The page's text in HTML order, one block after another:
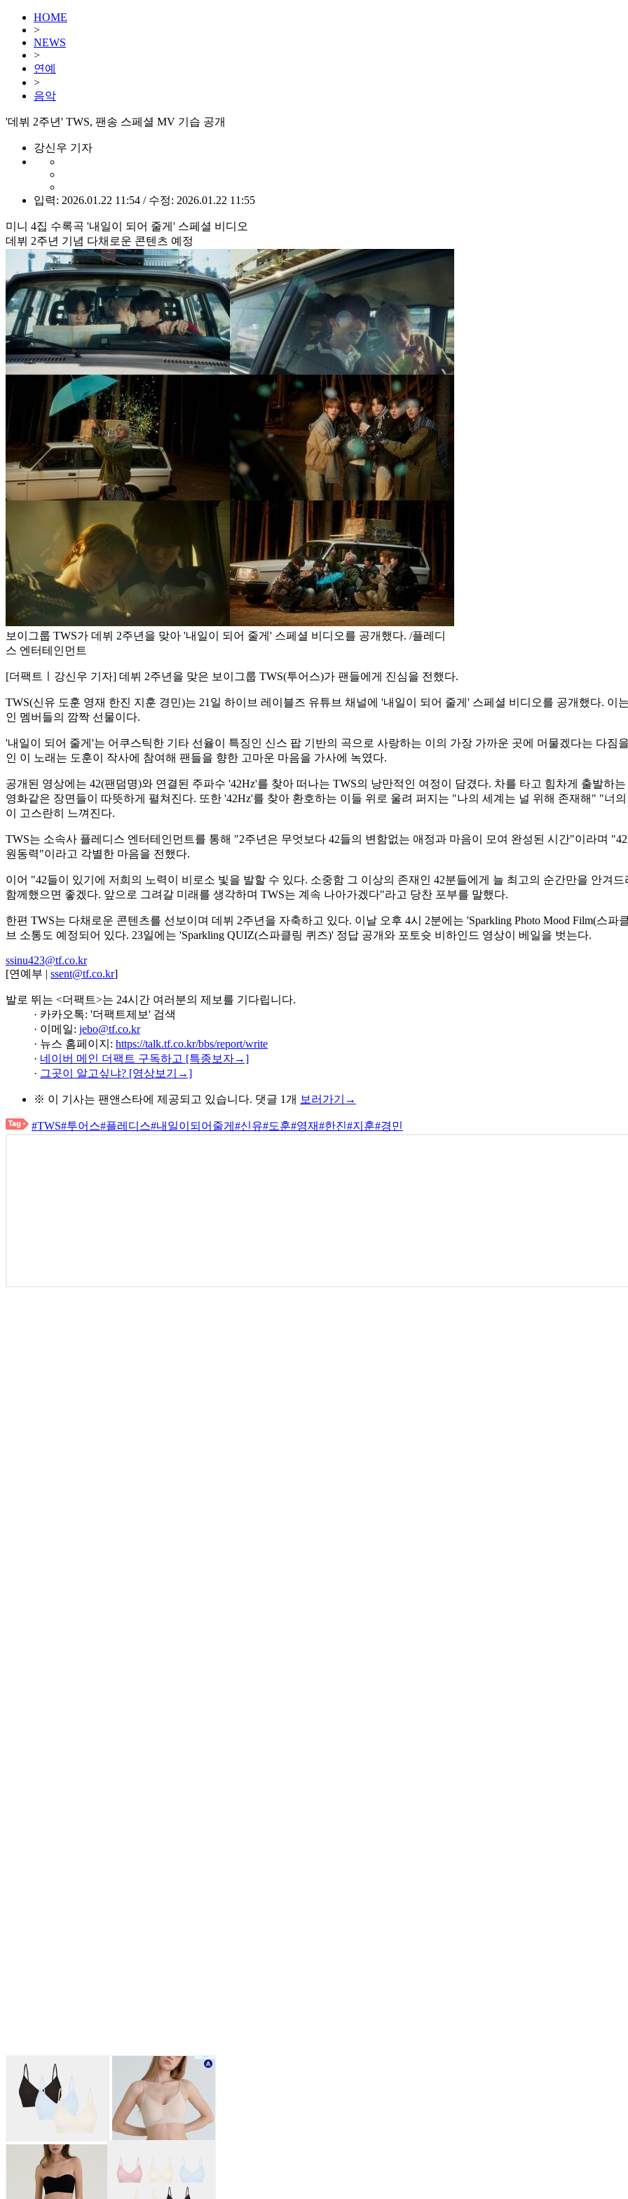
HOME
>
NEWS
>
연예
>
음악
'데뷔 2주년' TWS, 팬송 스페셜 MV 기습 공개
강신우 기자
입력: 2026.01.22 11:54 / 수정: 2026.01.22 11:55
미니 4집 수록곡 '내일이 되어 줄게' 스페셜 비디오
데뷔 2주년 기념 다채로운 콘텐츠 예정
보이그룹 TWS가 데뷔 2주년을 맞아 '내일이 되어 줄게' 스페셜 비디오를 공개했다. /플레디
스 엔터테인먼트
[더팩트ㅣ강신우 기자] 데뷔 2주년을 맞은 보이그룹 TWS(투어스)가 팬들에게 진심을 전했다.
TWS(신유 도훈 영재 한진 지훈 경민)는 21일 하이브 레이블즈 유튜브 채널에 '내일이 되어 줄게' 스페셜 비디오를 공개했다. 이
인 멤버들의 깜짝 선물이다.
'내일이 되어 줄게'는 어쿠스틱한 기타 선율이 특징인 신스 팝 기반의 곡으로 사랑하는 이의 가장 가까운 곳에 머물겠다는 다짐
인 이 노래는 도훈이 작사에 참여해 팬들을 향한 고마운 마음을 가사에 녹였다.
공개된 영상에는 42(팬덤명)와 연결된 주파수 '42Hz'를 찾아 떠나는 TWS의 낭만적인 여정이 담겼다. 차를 타고 힘차게 출발하
영화같은 장면들이 따뜻하게 펼쳐진다. 또한 '42Hz'를 찾아 환호하는 이들 위로 울려 퍼지는 "나의 세계는 널 위해 존재해" "너
이 고스란히 느껴진다.
TWS는 소속사 플레디스 엔터테인먼트를 통해 "2주년은 무엇보다 42들의 변함없는 애정과 마음이 모여 완성된 시간"이라며
원동력"이라고 각별한 마음을 전했다.
이어 "42들이 있기에 저희의 노력이 비로소 빛을 발할 수 있다. 소중함 그 이상의 존재인 42분들에게 늘 최고의 순간만을 안겨
함께했으면 좋겠다. 앞으로 그려갈 미래를 생각하며 TWS는 계속 나아가겠다"라고 당찬 포부를 말했다.
한편 TWS는 다채로운 콘텐츠를 선보이며 데뷔 2주년을 자축하고 있다. 이날 오후 4시 2분에는 'Sparkling Photo Mood Film(스
브 소통도 예정되어 있다. 23일에는 'Sparkling QUIZ(스파클링 퀴즈)' 정답 공개와 포토슛 비하인드 영상이 베일을 벗는다.
ssinu423@tf.co.kr
[연예부 | ssent@tf.co.kr]
발로 뛰는 <더팩트>는 24시간 여러분의 제보를 기다립니다.
· 카카오톡: '더팩트제보' 검색
· 이메일: jebo@tf.co.kr
· 뉴스 홈페이지: https://talk.tf.co.kr/bbs/report/write
· 네이버 메인 더팩트 구독하고 [특종보자→]
· 그곳이 알고싶냐? [영상보기→]
※ 이 기사는 팬앤스타에 제공되고 있습니다. 댓글 1개 보러가기→
#TWS#투어스#플레디스#내일이되어줄게 #신유#도훈#영재#한진#지훈#경민